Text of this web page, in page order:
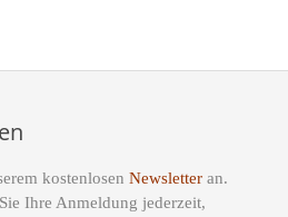
kostenlosen Newsletter an.
Ihre Anmeldung jederzeit,